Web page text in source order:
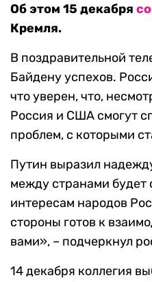
Об этом 15 декабря
Кремля.
В поздравительной
Байдену успехов.
что уверен, что,
Россия и США смогут
проблем, с которыми
Путин выразил
между странами будет
интересам народов
стороны готов к
вами», – подчеркнул
14 декабря коллегия